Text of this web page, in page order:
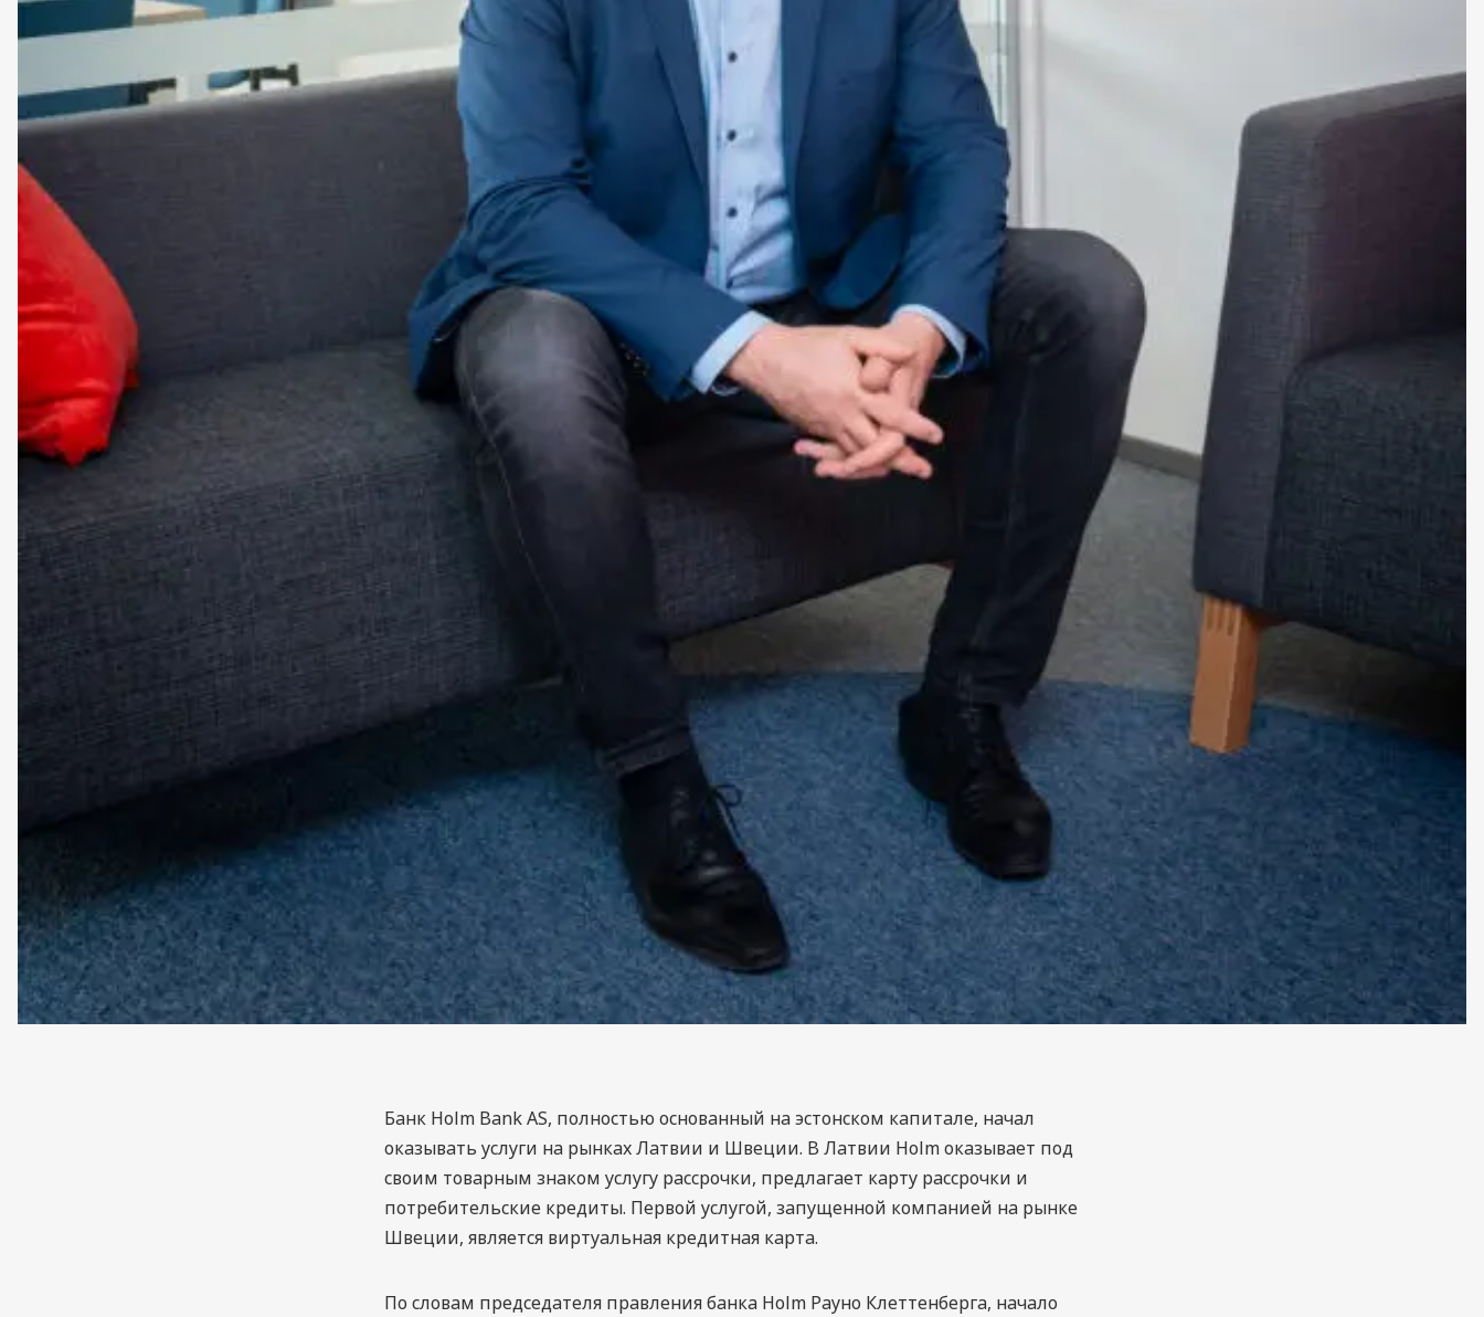
Банк Holm Bank AS, полностью основанный на эстонском капитале, начал
оказывать услуги на рынках Латвии и Швеции. В Латвии Holm оказывает под
своим товарным знаком услугу рассрочки, предлагает карту рассрочки и
потребительские кредиты. Первой услугой, запущенной компанией на рынке
Швеции, является виртуальная кредитная карта.
По словам председателя правления банка Holm Рауно Клеттенберга, начало